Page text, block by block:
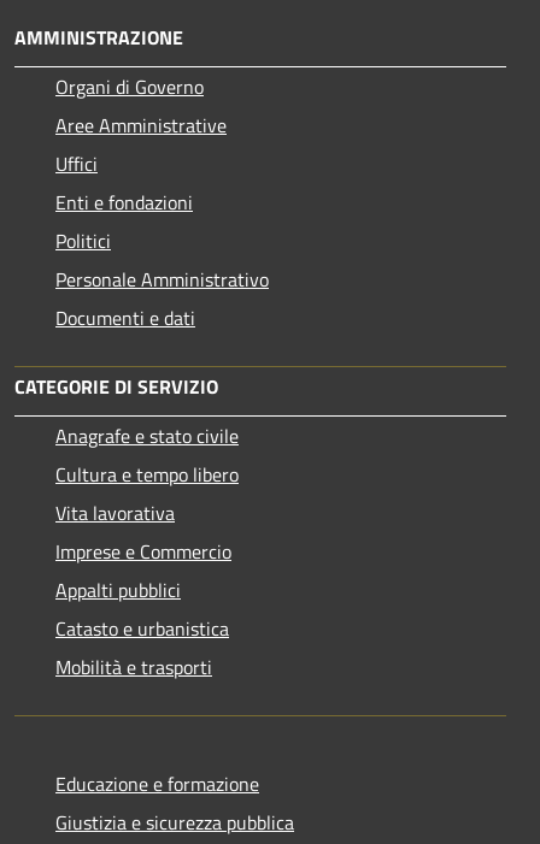
AMMINISTRAZIONE
Organi di Governo
Aree Amministrative
Uffici
Enti e fondazioni
Politici
Personale Amministrativo
Documenti e dati
CATEGORIE DI SERVIZIO
Anagrafe e stato civile
Cultura e tempo libero
Vita lavorativa
Imprese e Commercio
Appalti pubblici
Catasto e urbanistica
Mobilità e trasporti
Educazione e formazione
Giustizia e sicurezza pubblica